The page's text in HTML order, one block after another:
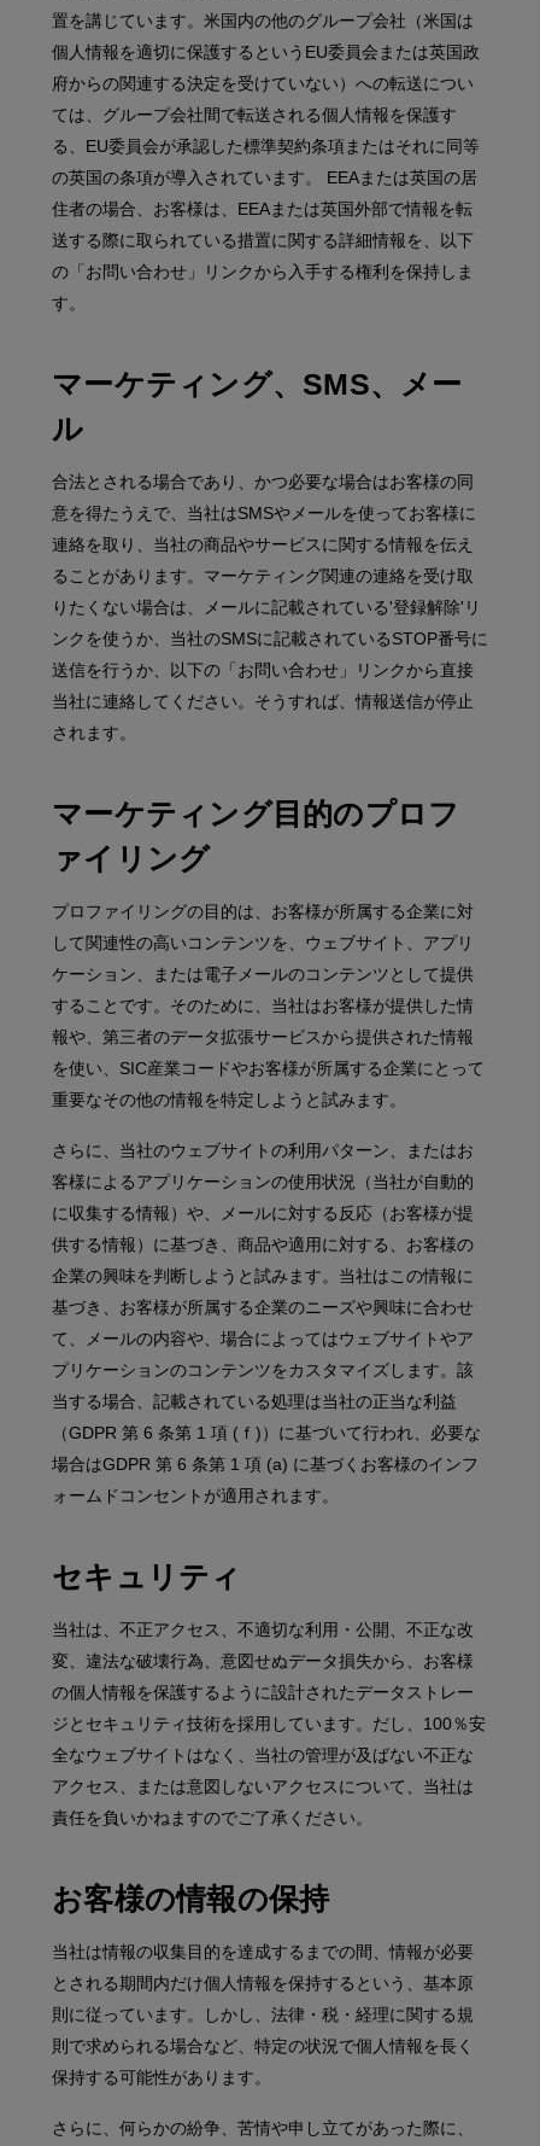
置を講じています。米国内の他のグループ会社（米国は
個人情報を適切に保護するというEU委員会または英国政
府からの関連する決定を受けていない）への転送につい
ては、グループ会社間で転送される個人情報を保護す
る、EU委員会が承認した標準契約条項またはそれに同等
の英国の条項が導入されています。 EEAまたは英国の居
住者の場合、お客様は、EEAまたは英国外部で情報を転
送する際に取られている措置に関する詳細情報を、以下
の「お問い合わせ」リンクから入手する権利を保持しま
す。
マーケティング、SMS、メー
ル
合法とされる場合であり、かつ必要な場合はお客様の同
意を得たうえで、当社はSMSやメールを使ってお客様に
連絡を取り、当社の商品やサービスに関する情報を伝え
ることがあります。マーケティング関連の連絡を受け取
りたくない場合は、メールに記載されている'登録解除'リ
ンクを使うか、当社のSMSに記載されているSTOP番号に
送信を行うか、以下の「お問い合わせ」リンクから直接
当社に連絡してください。そうすれば、情報送信が停止
されます。
マーケティング目的のプロフ
ァイリング
プロファイリングの目的は、お客様が所属する企業に対
して関連性の高いコンテンツを、ウェブサイト、アプリ
ケーション、または電子メールのコンテンツとして提供
することです。そのために、当社はお客様が提供した情
報や、第三者のデータ拡張サービスから提供された情報
を使い、SIC産業コードやお客様が所属する企業にとって
重要なその他の情報を特定しようと試みます。
さらに、当社のウェブサイトの利用パターン、またはお
客様によるアプリケーションの使用状況（当社が自動的
に収集する情報）や、メールに対する反応（お客様が提
供する情報）に基づき、商品や適用に対する、お客様の
企業の興味を判断しようと試みます。当社はこの情報に
基づき、お客様が所属する企業のニーズや興味に合わせ
て、メールの内容や、場合によってはウェブサイトやア
プリケーションのコンテンツをカスタマイズします。該
当する場合、記載されている処理は当社の正当な利益
（GDPR 第 6 条第 1 項 (ｆ)）に基づいて行われ、必要な
場合はGDPR 第 6 条第 1 項 (a) に基づくお客様のインフ
ォームドコンセントが適用されます。
セキュリティ
当社は、不正アクセス、不適切な利用・公開、不正な改
変、違法な破壊行為、意図せぬデータ損失から、お客様
の個人情報を保護するように設計されたデータストレー
ジとセキュリティ技術を採用しています。だし、100％安
全なウェブサイトはなく、当社の管理が及ばない不正な
アクセス、または意図しないアクセスについて、当社は
責任を負いかねますのでご了承ください。
お客様の情報の保持
当社は情報の収集目的を達成するまでの間、情報が必要
とされる期間内だけ個人情報を保持するという、基本原
則に従っています。しかし、法律・税・経理に関する規
則で求められる場合など、特定の状況で個人情報を長く
保持する可能性があります。
さらに、何らかの紛争、苦情や申し立てがあった際に、